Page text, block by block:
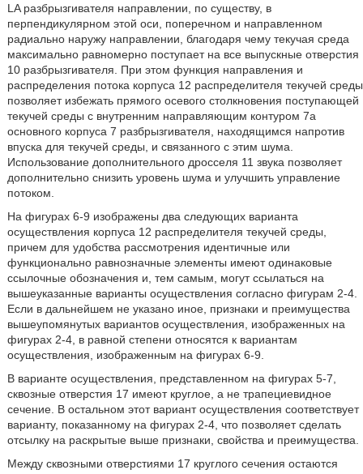
LA разбрызгивателя направлении, по существу, в
перпендикулярном этой оси, поперечном и направленном
радиально наружу направлении, благодаря чему текучая среда
максимально равномерно поступает на все выпускные отверстия
10 разбрызгивателя. При этом функция направления и
распределения потока корпуса 12 распределителя текучей среды
позволяет избежать прямого осевого столкновения поступающей
текучей среды с внутренним направляющим контуром 7а
основного корпуса 7 разбрызгивателя, находящимся напротив
впуска для текучей среды, и связанного с этим шума.
Использование дополнительного дросселя 11 звука позволяет
дополнительно снизить уровень шума и улучшить управление
потоком.
На фигурах 6-9 изображены два следующих варианта
осуществления корпуса 12 распределителя текучей среды,
причем для удобства рассмотрения идентичные или
функционально равнозначные элементы имеют одинаковые
ссылочные обозначения и, тем самым, могут ссылаться на
вышеуказанные варианты осуществления согласно фигурам 2-4.
Если в дальнейшем не указано иное, признаки и преимущества
вышеупомянутых вариантов осуществления, изображенных на
фигурах 2-4, в равной степени относятся к вариантам
осуществления, изображенным на фигурах 6-9.
В варианте осуществления, представленном на фигурах 5-7,
сквозные отверстия 17 имеют круглое, а не трапециевидное
сечение. В остальном этот вариант осуществления соответствует
варианту, показанному на фигурах 2-4, что позволяет сделать
отсылку на раскрытые выше признаки, свойства и преимущества.
Между сквозными отверстиями 17 круглого сечения остаются